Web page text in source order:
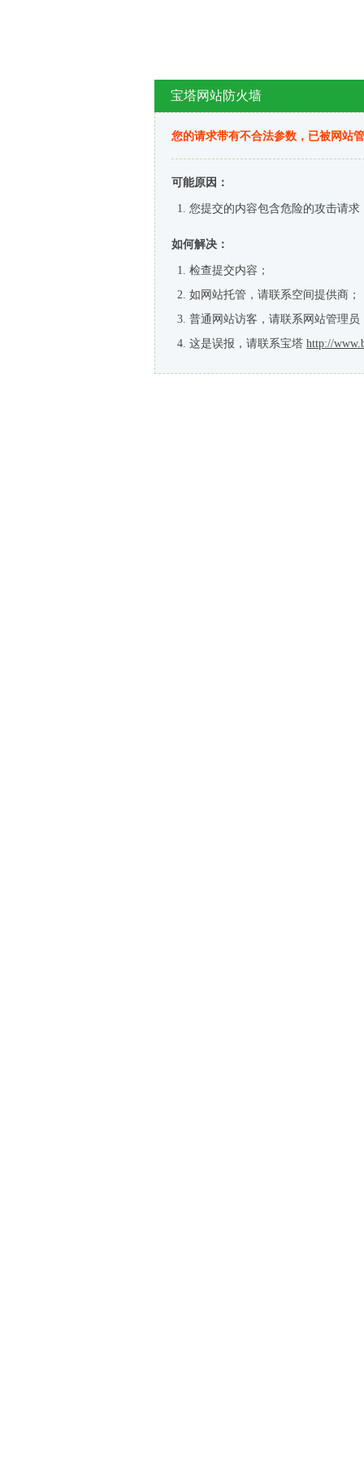
宝塔网站防火墙
您的请求带有不合法参数，已被网站
可能原因：
您提交的内容包含危险的攻击请求
如何解决：
检查提交内容；
如网站托管，请联系空间提供商；
普通网站访客，请联系网站管理员
这是误报，请联系宝塔 http://